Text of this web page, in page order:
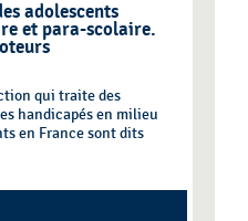
adolescents
et para-scolaire.
qui traite des
handicapés en milieu
en France sont dits